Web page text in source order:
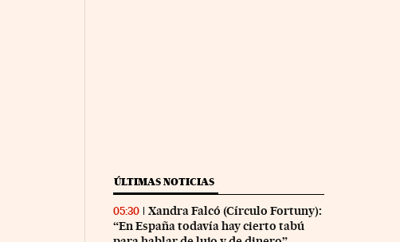
ÚLTIMAS NOTICIAS
05:30
Xandra Falcó (Círculo Fortuny):
“En España todavía hay cierto tabú